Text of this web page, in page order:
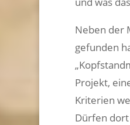
Neben der
gefunden
Projekt,
Kriterien
Dürfen